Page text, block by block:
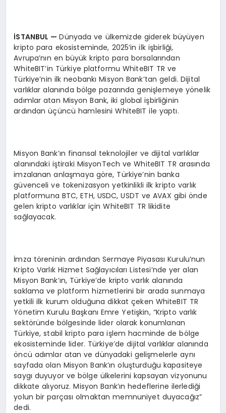
İSTANBUL —Dünyada ve ülkemizde giderek büyüyen
kripto para ekosisteminde, 2025’in ilk işbirliği,
Avrupa’nın en büyük kripto para borsalarından
WhiteBIT’in Türkiye platformu WhiteBIT TR ve
Türkiye’nin ilk neobankı Misyon Bank’tan geldi. Dijital
varlıklar alanında bölge pazarında genişlemeye yönelik
adımlar atan Misyon Bank, iki global işbirliğinin
ardından üçüncü hamlesini WhiteBIT ile yaptı.
Misyon Bank’ın finansal teknolojiler ve dijital varlıklar
alanındaki iştiraki MisyonTech ve WhiteBIT TR arasında
imzalanan anlaşmaya göre, Türkiye’nin banka
güvenceli ve tokenizasyon yetkinlikli ilk kripto varlık
platformuna BTC, ETH, USDC, USDT ve AVAX gibi önde
gelen kripto varlıklar için WhiteBIT TR likidite
sağlayacak.
İmza töreninin ardından Sermaye Piyasası Kurulu’nun
Kripto Varlık Hizmet Sağlayıcıları Listesi’nde yer alan
Misyon Bank’ın, Türkiye’de kripto varlık alanında
saklama ve platform hizmetlerini bir arada sunmaya
yetkili ilk kurum olduğuna dikkat çeken WhiteBIT TR
Yönetim Kurulu Başkanı Emre Yetişkin, “Kripto varlık
sektöründe bölgesinde lider olarak konumlanan
Türkiye, stabil kripto para işlem hacminde de bölge
ekosisteminde lider. Türkiye’de dijital varlıklar alanında
öncü adımlar atan ve dünyadaki gelişmelerle aynı
sayfada olan Misyon Bank’ın oluşturduğu kapasiteye
saygı duyuyor ve bölge ülkelerini kapsayan vizyonunu
dikkate alıyoruz. Misyon Bank’ın hedeflerine ilerlediği
yolun bir parçası olmaktan memnuniyet duyacağız”
dedi.